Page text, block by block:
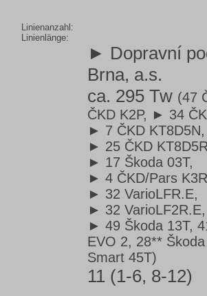
Linienanzahl:
Linienlänge:
► Dopravní
Brna, a.s.
ca. 295 Tw (47
ČKD K2P, ► 34
► 7 ČKD KT8D5N,
► 25 ČKD
► 17 Škoda 03T,
► 4 ČKD/Pars
► 32 VarioLFR.E,
► 32 VarioLF2R.E,
► 49 Škoda 13T,
EVO 2, 28**
Smart 45T)
11 (1-6, 8-12)